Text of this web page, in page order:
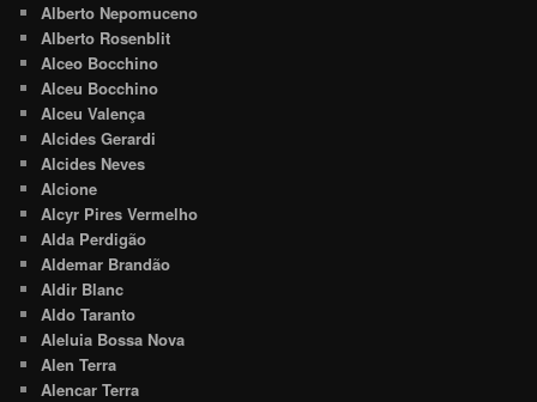
Alberto Nepomuceno
Alberto Rosenblit
Alceo Bocchino
Alceu Bocchino
Alceu Valença
Alcides Gerardi
Alcides Neves
Alcione
Alcyr Pires Vermelho
Alda Perdigão
Aldemar Brandão
Aldir Blanc
Aldo Taranto
Aleluia Bossa Nova
Alen Terra
Alencar Terra